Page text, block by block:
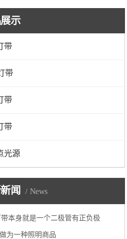
示
带
带
带
带
光源
闻 News
带本身就是一个二极管有正负极
为一种照明商品